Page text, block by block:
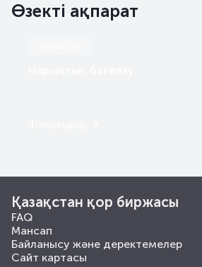
Өзекті ақпарат
Қазақстан қор биржасы
FAQ
Мансап
Байланысу және деректемелер
Сайт картасы